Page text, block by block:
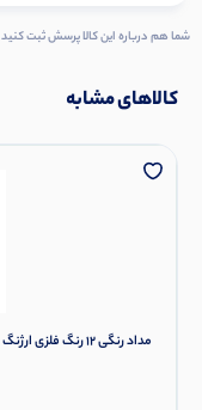
شما هم درباره این کالا پرسش ثبت کنید
کالاهای مشابه
مداد رنگی 12 رنگ فلزی ارژنگ